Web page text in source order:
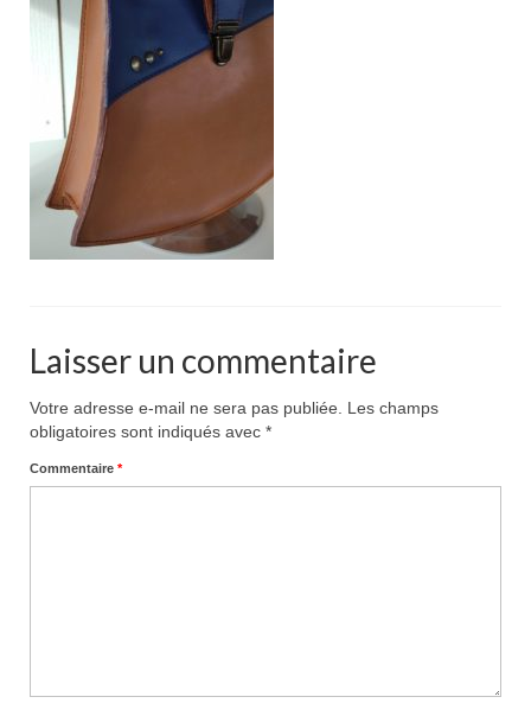
Pour acheter
Contact
Laisser un commentaire
Votre adresse e-mail ne sera pas publiée.
Les champs
obligatoires sont indiqués avec *
Commentaire *